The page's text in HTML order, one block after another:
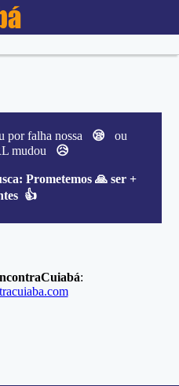
por falha nossa 😪
ou
mudou 😥
Prometemos 🙏 ser +
👍
: